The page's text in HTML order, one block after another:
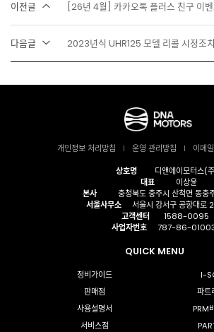
이전글 [26년 4월] 카카오톡 플러스 친구 이
다음글 2023년식 UHR125 모델 리콜 시정조
개인정보 처리방침 운영 관리방침
이메
상호명
디앤에이모터스(
대표
이상윤
본사
충청북도 충주시 산척면 동
서울사무소
서울시 강서구 공항대로
고객센터
1588-0095
사업자번호
787-86-
QUICK MENU
정비가이드
I-
판매점
파트
사용설명서
PRM
서비스점